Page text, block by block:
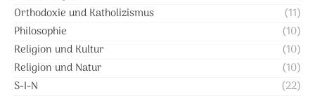
Orthodoxie und Katholizismus
(11)
Philosophie
(10)
Religion und Kultur
(10)
Religion und Natur
(10)
S-I-N
(22)